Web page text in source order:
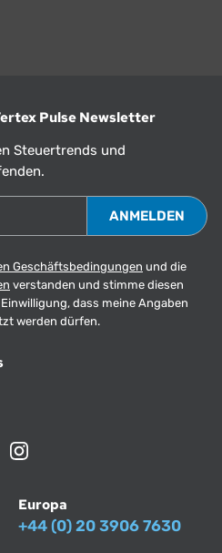
Pulse Newsletter
Steuertrends und
Geschäftsbedingungen und die
verstanden und stimme diesen
dass meine Angaben
werden dürfen.
Europa
+44 (0) 20 3906 7630